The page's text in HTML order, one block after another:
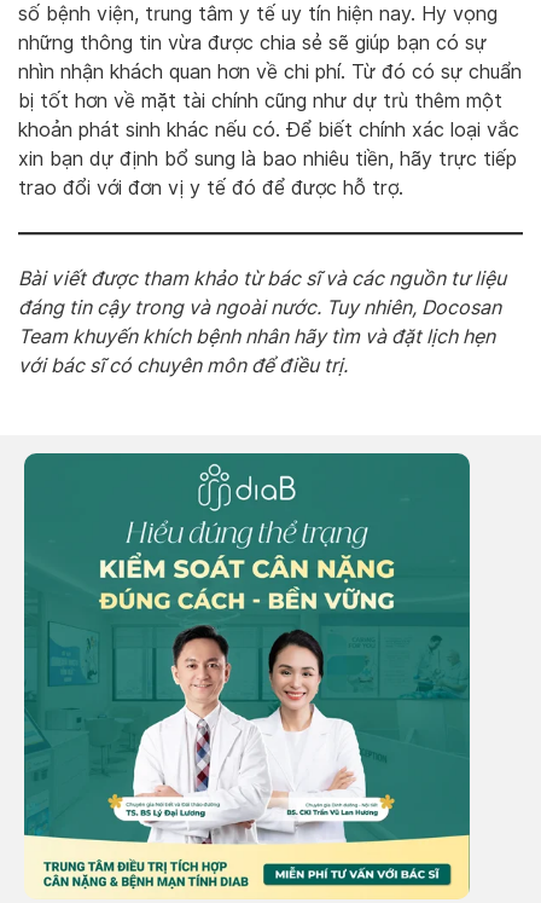
số bệnh viện, trung tâm y tế uy tín hiện nay. Hy vọng
những thông tin vừa được chia sẻ sẽ giúp bạn có sự
nhìn nhận khách quan hơn về chi phí. Từ đó có sự chuẩn
bị tốt hơn về mặt tài chính cũng như dự trù thêm một
khoản phát sinh khác nếu có. Để biết chính xác loại vắc
xin bạn dự định bổ sung là bao nhiêu tiền, hãy trực tiếp
trao đổi với đơn vị y tế đó để được hỗ trợ.
Bài viết được tham khảo từ bác sĩ và các nguồn tư liệu
đáng tin cậy trong và ngoài nước. Tuy nhiên, Docosan
Team khuyến khích bệnh nhân hãy tìm và đặt lịch hẹn
với bác sĩ có chuyên môn để điều trị.